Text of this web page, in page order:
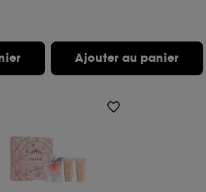
Ajouter au panier
vos choix concernant le dépôt
les informations de
par ces Cookies, pour les
avec les données personnelles